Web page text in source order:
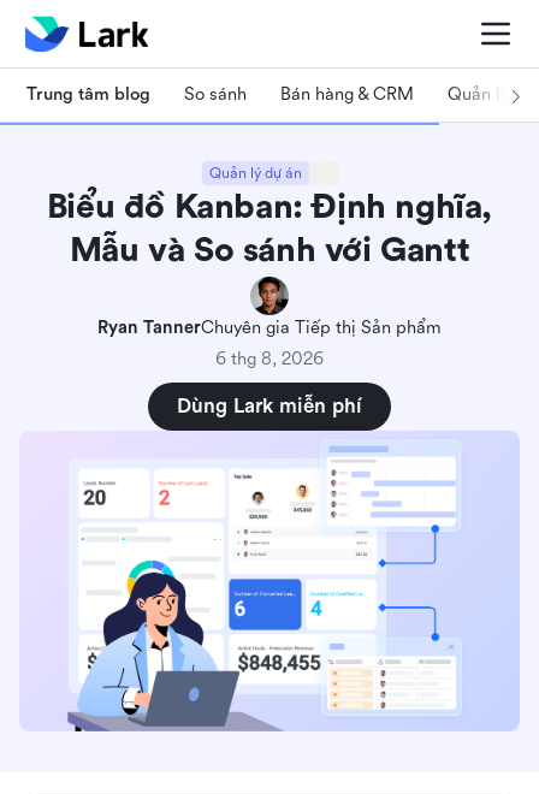
Trung tâm blog So sánh Bán hàng & CRM Quản lý dự
Quản lý dự án
Biểu đồ Kanban: Định nghĩa,
Mẫu và So sánh với Gantt
Ryan TannerChuyên gia Tiếp thị Sản phẩm
6 thg 8, 2026
Dùng Lark miễn phí